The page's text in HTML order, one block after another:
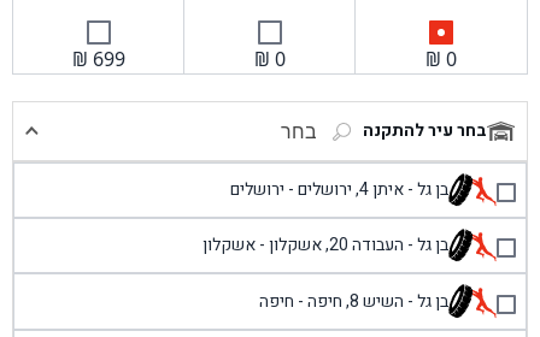
₪ 0
₪ 0
₪ 699
בחר עיר להתקנה בחר
בן גל - איתן 4, ירושלים - ירושלים
בן גל - העבודה 20, אשקלון - אשקלון
בן גל - השיש 8, חיפה - חיפה